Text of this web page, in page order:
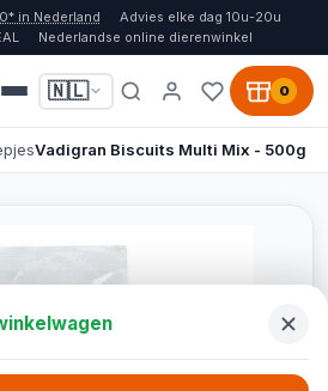
in Nederland
Advies elke dag 10u-20u
Nederlandse online dierenwinkel
🇳🇱 0
Vadigran Biscuits Multi Mix - 500g